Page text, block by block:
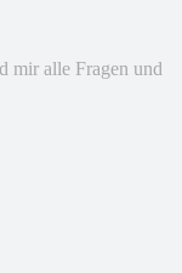
mir alle Fragen und